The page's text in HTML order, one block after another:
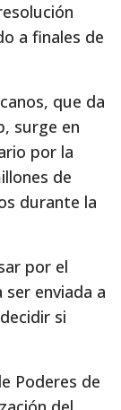
a finales de
que da
surge en
por la
de
durante la
por el
enviada a
si
Poderes de